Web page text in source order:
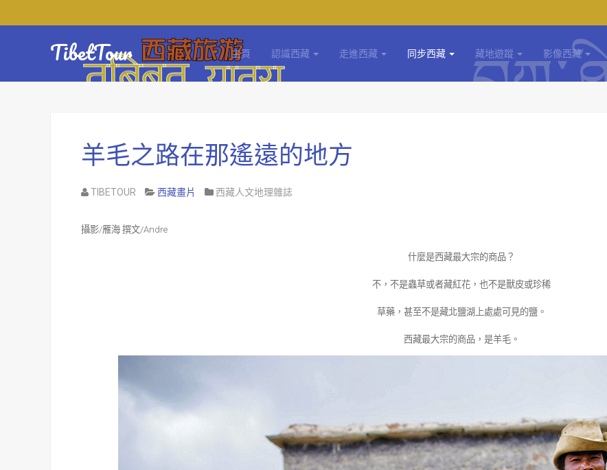
TibetTour 主頁 認識西藏 走進西藏 同步西藏 藏地遊蹤 影像西藏
羊毛之路在那遙遠的地方
TIBETOUR 西藏畫片 西藏人文地理雜誌
攝影/雁海 撰文/Andre
什麼是西藏最大宗的商品？
不，不是蟲草或者藏紅花，也不是獸皮或珍稀
草藥，甚至不是藏北鹽湖上處處可見的鹽。
西藏最大宗的商品，是羊毛。